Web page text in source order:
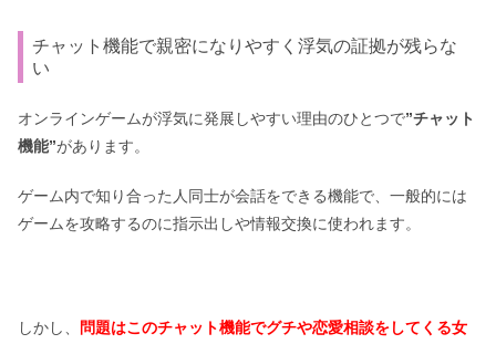
チャット機能で親密になりやすく浮気の証拠が残らな
い
オンラインゲームが浮気に発展しやすい理由のひとつで”チャット
機能”があります。
ゲーム内で知り合った人同士が会話をできる機能で、一般的には
ゲームを攻略するのに指示出しや情報交換に使われます。
しかし、
問題はこのチャット機能でグチや恋愛相談をしてくる女